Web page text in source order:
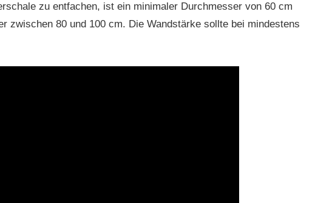
zu entfachen, ist ein minimaler Durchmesser von 60 cm
zwischen 80 und 100 cm. Die Wandstärke sollte bei mindestens